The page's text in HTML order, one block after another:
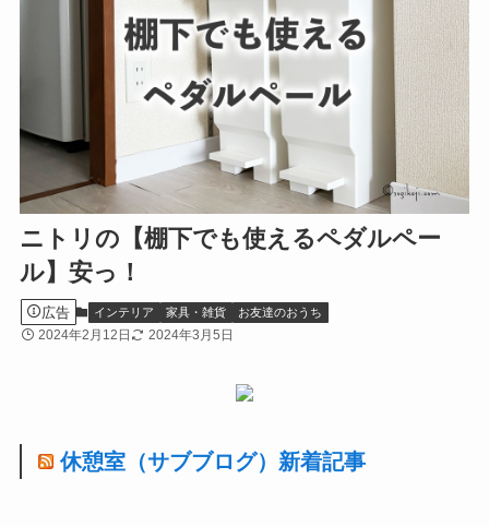
ニトリの【棚下でも使えるペダルペー
ル】安っ！
広告 インテリア 家具・雑貨 お友達のおうち
2024年2月12日 2024年3月5日
休憩室（サブブログ）新着記事